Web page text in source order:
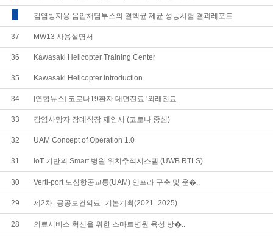
감염방지용 음압채담부스의 결핵균 제균 성능시험 결과레포트
37 MW13 사용설명서
36 Kawasaki Helicopter Training Center
35 Kawasaki Helicopter Introduction
34 [연합뉴스] 코로나19환자 대면진료 '외래진료..
33 감염사망자 장례식장 제안서 (코로나 중심)
32 UAM Concept of Operation 1.0
31 IoT 기반의 Smart 병원 위치추적시스템 (UWB RTLS)
30 Verti-port 도심항공교통(UAM) 인프라 구축 및 운�..
29 제2차_공공보건의료_기본계획(2021_2025)
28 의료서비스 혁신을 위한 스마트병원 육성 방�..